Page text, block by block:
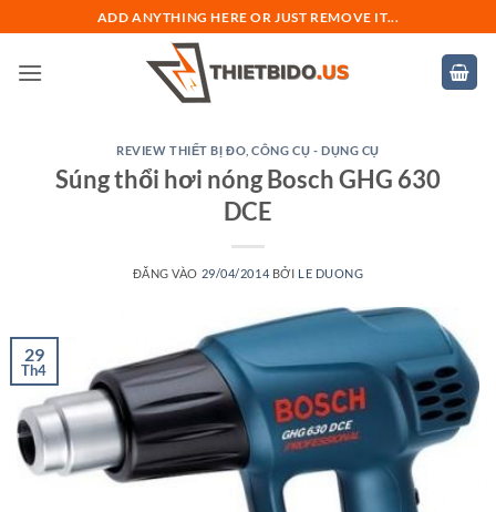
qua
nội
ADD ANYTHING HERE OR JUST REMOVE IT...
REVIEW THIẾT BỊ ĐO ,CÔNG CỤ - DỤNG CỤ
Súng thổi hơi nóng Bosch GHG 630
DCE
ĐĂNG VÀO 29/04/2014 BỞI LE DUONG
29
Th4